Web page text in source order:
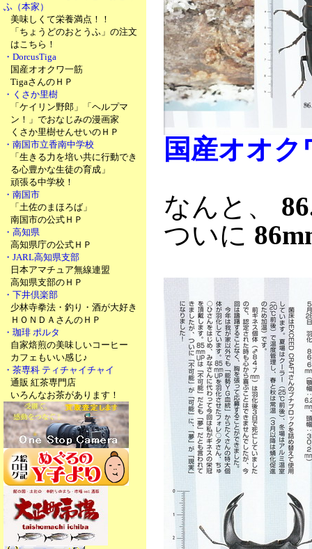
ふ（本家）
美味しくて栄養満点！！
「ちょうどのおとうふ」の注文
はこちら！
・DorcusTiga
国産オオクワ一筋
TigaさんのＨＰ
・くさか里樹
「ケイリン野郎」「ヘルプマ
ン！」でおなじみの漫画家
くさか里樹せんせいのＨＰ
・南国市立香南中学校
「生きる力を培い共に行動でき
る心豊かな生徒の育成」
頑張る中学校！
・南国市
「土佐のまほろば」
南国市の公式ＨＰ
・高知県
高知県庁の公式ＨＰ
・JARL高知県支部
日本アマチュア無線連盟
高知県支部のＨＰ
・下井倶楽部
少林寺拳法・釣り・酒が大好き
ＨＯＮＤＡさんのＨＰ
・珈琲 ポルタ
自家焙煎の美味しいコーヒー
カフェもいい感じ♪
・茶専科 ティチャイチャイ
通販 紅茶専門店
いろんなお茶があります！
国産オオク
なんと、
ついに